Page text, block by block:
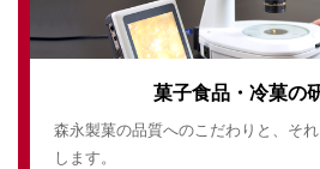
菓子食品・冷菓の
森永製菓の品質へのこだわりと、そ
します。